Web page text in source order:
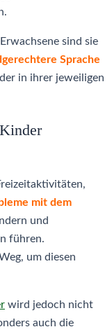
sind sie
Sprache
in ihrer jeweiligen
mit dem
und
führen.
um diesen
wird jedoch nicht
auch die